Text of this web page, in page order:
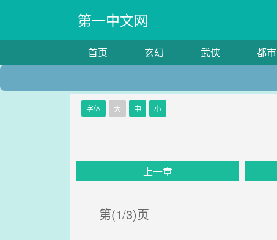
第一中文网
首页 玄幻 武侠 都市
字体 大 中 小
上一章
第(1/3)页